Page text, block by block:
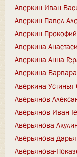
Аверкин Иван
Аверкин Павел
Аверкин
Аверкина
Аверкина Анна
Аверкина
Аверкина
Аверьянов
Аверьянов Иван
Аверьянова
Аверьянова
Аверьянова-